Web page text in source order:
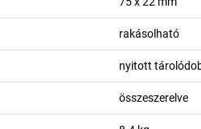
rakásolható
nyitott
összeszerelve